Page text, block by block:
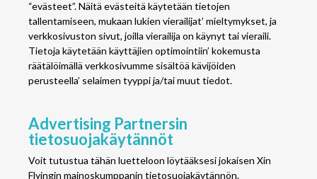
“evästeet”. Näitä evästeitä käytetään tietojen
tallentamiseen, mukaan lukien vierailijat’ mieltymykset, ja
verkkosivuston sivut, joilla vierailija on käynyt tai vieraili.
Tietoja käytetään käyttäjien optimointiin’ kokemusta
räätälöimällä verkkosivumme sisältöä kävijöiden
perusteella’ selaimen tyyppi ja/tai muut tiedot.
Advertising Partnersin
tietosuojakäytännöt
Voit tutustua tähän luetteloon löytääksesi jokaisen Xin
Flyingin mainoskumppanin tietosuojakäytännön.